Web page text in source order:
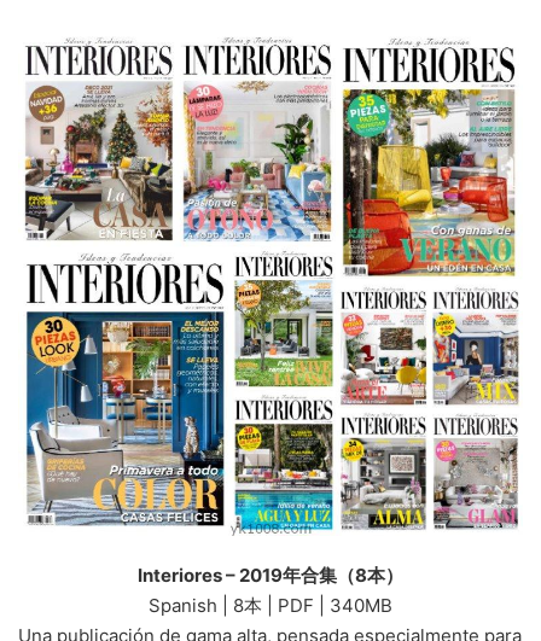
Interiores – 2019年合集（8本）
Spanish | 8本 | PDF | 340MB
Una publicación de gama alta, pensada especialmente para